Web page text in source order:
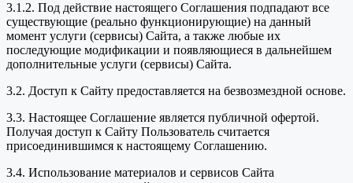
3.1.2. Под действие настоящего Соглашения подпадают все
существующие (реально функционирующие) на данный
момент услуги (сервисы) Сайта, а также любые их
последующие модификации и появляющиеся в дальнейшем
дополнительные услуги (сервисы) Сайта.
3.2. Доступ к Сайту предоставляется на безвозмездной основе.
3.3. Настоящее Соглашение является публичной офертой.
Получая доступ к Сайту Пользователь считается
присоединившимся к настоящему Соглашению.
3.4. Использование материалов и сервисов Сайта